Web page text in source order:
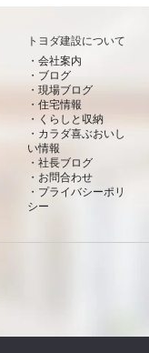
トヨダ建設について
会社案内
ブログ
現場ブログ
住宅情報
くらしと収納
カラダ喜ぶおいし
い情報
社長ブログ
お問合わせ
プライバシーポリ
シー